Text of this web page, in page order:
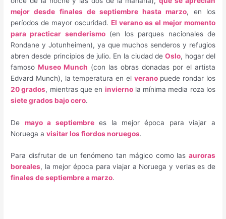
mejor desde finales de septiembre hasta marzo, en los
períodos de mayor oscuridad.El verano es el mejor momento
para practicar senderismo(en los parques nacionales de
Rondane y Jotunheimen), ya que muchos senderos y refugios
abren desde principios de julio. En la ciudad deOslo, hogar del
famosoMuseo Munch (con las obras donadas por el artista
Edvard Munch), la temperatura en el veranopuede rondar los
20 grados, mientras que en inviernola mínima media roza los
siete grados bajo cero.
De mayo a septiembrees la mejor época para viajar a
Noruega avisitar los fiordos noruegos.
Para disfrutar de un fenómeno tan mágico como las auroras
boreales, la mejor época para viajar a Noruega y verlas es de
finales de septiembre a marzo.